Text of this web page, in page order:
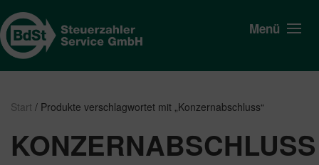
Menü
Start / Produkte verschlagwortet mit „Konzernabschluss“
KONZERNABSCHLUSS